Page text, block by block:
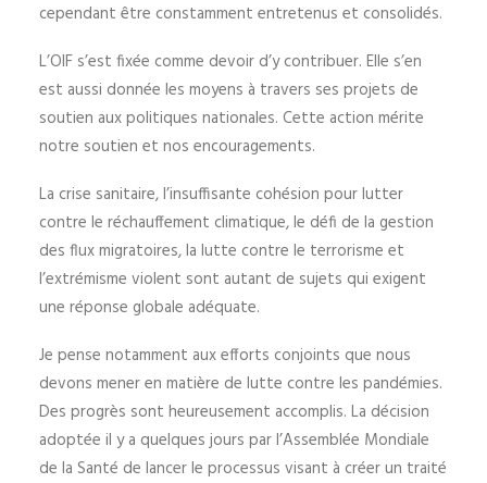
cependant être constamment entretenus et consolidés.
L’OIF s’est fixée comme devoir d’y contribuer. Elle s’en
est aussi donnée les moyens à travers ses projets de
soutien aux politiques nationales. Cette action mérite
notre soutien et nos encouragements.
La crise sanitaire, l’insuffisante cohésion pour lutter
contre le réchauffement climatique, le défi de la gestion
des flux migratoires, la lutte contre le terrorisme et
l’extrémisme violent sont autant de sujets qui exigent
une réponse globale adéquate.
Je pense notamment aux efforts conjoints que nous
devons mener en matière de lutte contre les pandémies.
Des progrès sont heureusement accomplis. La décision
adoptée il y a quelques jours par l’Assemblée Mondiale
de la Santé de lancer le processus visant à créer un traité